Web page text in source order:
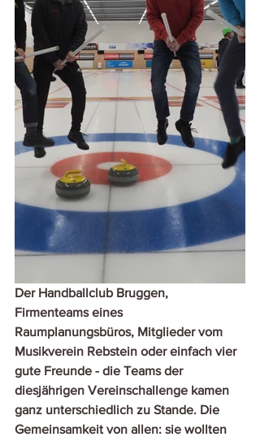
Der Handballclub Bruggen,
Firmenteams eines
Raumplanungsbüros, Mitglieder vom
Musikverein Rebstein oder einfach vier
gute Freunde - die Teams der
diesjährigen Vereinschallenge kamen
ganz unterschiedlich zu Stande. Die
Gemeinsamkeit von allen: sie wollten